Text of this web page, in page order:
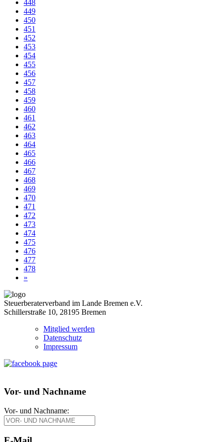
448
449
450
451
452
453
454
455
456
457
458
459
460
461
462
463
464
465
466
467
468
469
470
471
472
473
474
475
476
477
478
»
Steuerberaterverband im Lande Bremen e.V.
Schillerstraße 10, 28195 Bremen
Mitglied werden
Datenschutz
Impressum
Vor- und Nachname
Vor- und Nachname: